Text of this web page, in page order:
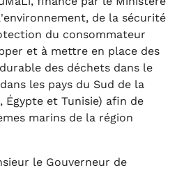
de la sécurité
du consommateur
et à mettre en place des
des déchets dans le
les pays du Sud de la
Égypte et Tunisie) afin de
marins de la région
le Gouverneur de